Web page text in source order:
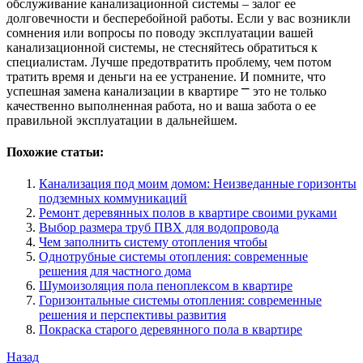
обслуживание канализационной системы – залог ее
долговечности и бесперебойной работы. Если у вас возникли
сомнения или вопросы по поводу эксплуатации вашей
канализационной системы, не стесняйтесь обратиться к
специалистам. Лучше предотвратить проблему, чем потом
тратить время и деньги на ее устранение. И помните, что
успешная замена канализации в квартире ⎻ это не только
качественно выполненная работа, но и ваша забота о ее
правильной эксплуатации в дальнейшем.
Похожие статьи:
Канализация под моим домом: Неизведанные горизонты
подземных коммуникаций
Ремонт деревянных полов в квартире своими руками
Выбор размера труб ПВХ для водопровода
Чем заполнить систему отопления чтобы
Однотрубные системы отопления: современные
решения для частного дома
Шумоизоляция пола пеноплексом в квартире
Горизонтальные системы отопления: современные
решения и перспективы развития
Покраска старого деревянного пола в квартире
Предыдущая
Назад